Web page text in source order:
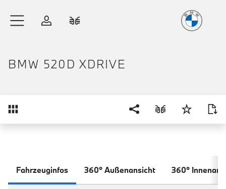
Anmelden
BMW 520D XDRIVE
Fahrzeuginfos 360° Außenansicht 360°